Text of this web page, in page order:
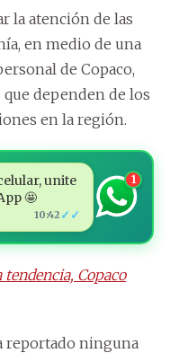
la atención de las
en medio de una
de Copaco,
dependen de los
en la región.
unite
🤩
10:42 ✓✓
1
tendencia, Copaco
reportado ninguna